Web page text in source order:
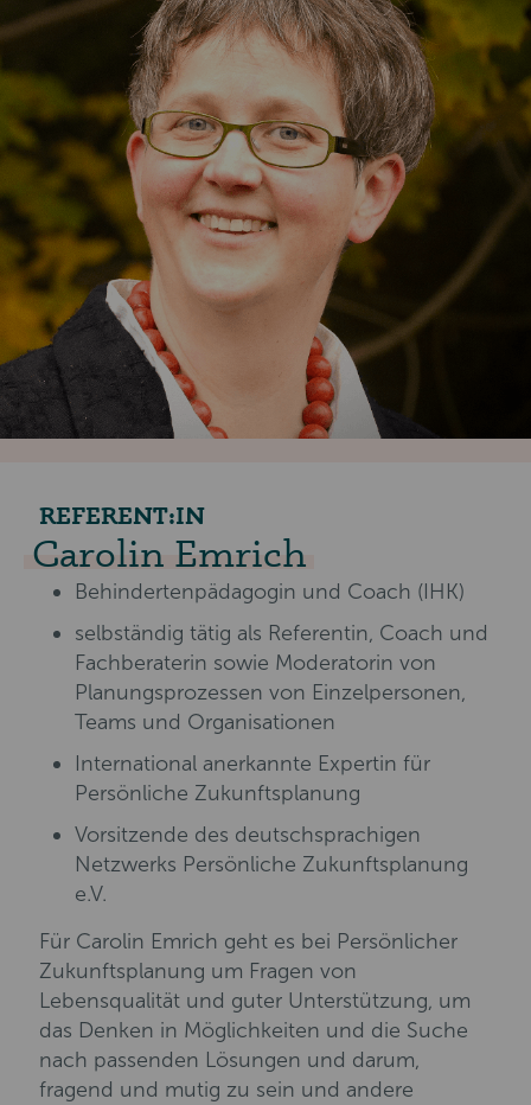
REFERENT:IN
Carolin Emrich
Behindertenpädagogin und Coach (IHK)
selbständig tätig als Referentin, Coach und
Fachberaterin sowie Moderatorin von
Planungsprozessen von Einzelpersonen,
Teams und Organisationen
International anerkannte Expertin für
Persönliche Zukunftsplanung
Vorsitzende des deutschsprachigen
Netzwerks Persönliche Zukunftsplanung
e.V.
Für Carolin Emrich geht es bei Persönlicher
Zukunftsplanung um Fragen von
Lebensqualität und guter Unterstützung, um
das Denken in Möglichkeiten und die Suche
nach passenden Lösungen und darum,
fragend und mutig zu sein und andere